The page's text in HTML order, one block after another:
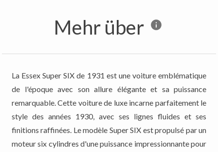
Mehr über
La Essex Super SIX de 1931 est une voiture emblématique
de l'époque avec son allure élégante et sa puissance
remarquable. Cette voiture de luxe incarne parfaitement le
style des années 1930, avec ses lignes fluides et ses
finitions raffinées. Le modèle Super SIX est propulsé par un
moteur six cylindres d'une puissance impressionnante pour